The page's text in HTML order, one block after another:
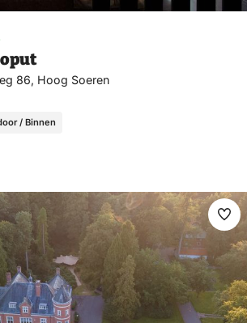
86, Hoog Soeren
/ Binnen